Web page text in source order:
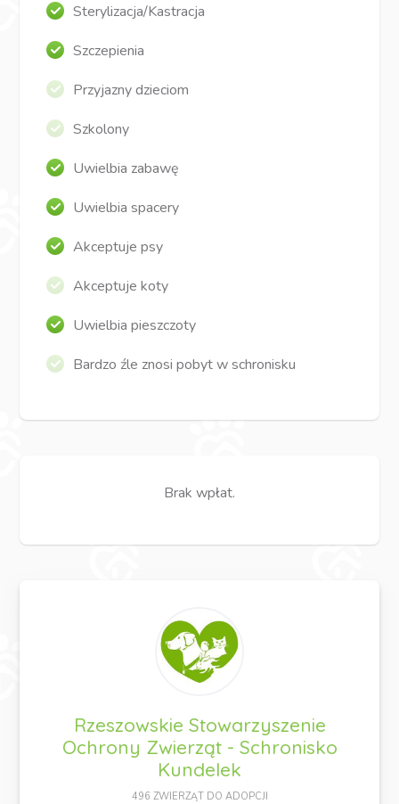
Sterylizacja/Kastracja
Szczepienia
Przyjazny dzieciom
Szkolony
Uwielbia zabawę
Uwielbia spacery
Akceptuje psy
Akceptuje koty
Uwielbia pieszczoty
Bardzo źle znosi pobyt w schronisku
Brak wpłat.
Rzeszowskie Stowarzyszenie
Ochrony Zwierząt - Schronisko
Kundelek
496 ZWIERZĄT DO ADOPCJI